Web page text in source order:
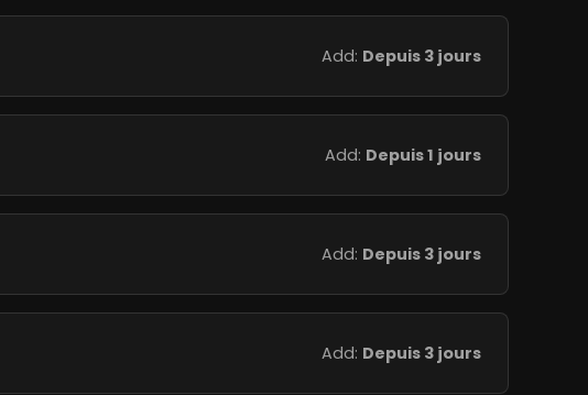
Add: Depuis 3 jours
Add: Depuis 1 jours
Add: Depuis 3 jours
Add: Depuis 3 jours